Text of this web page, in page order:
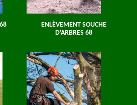
ENLÈVEMENT SOUCHE
D'ARBRES 68